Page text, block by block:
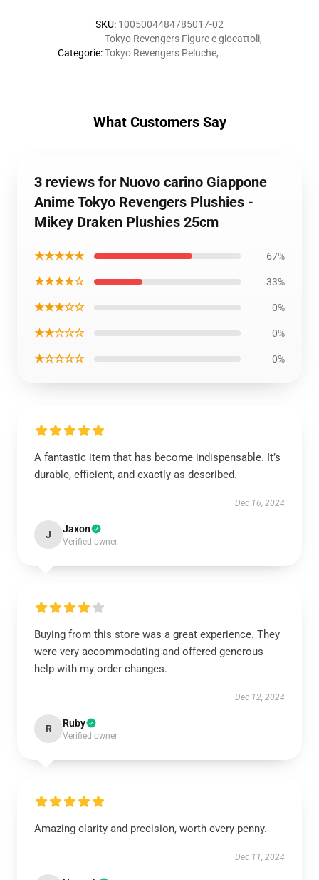
SKU: 1005004484785017-02
Categorie:
Tokyo Revengers Figure e giocattoli,
Tokyo Revengers Peluche,
What Customers Say
3 reviews for Nuovo carino Giappone
Anime Tokyo Revengers Plushies -
Mikey Draken Plushies 25cm
★★★★★ 67%
★★★★☆ 33%
★★★☆☆ 0%
★★☆☆☆ 0%
★☆☆☆☆ 0%
A fantastic item that has become indispensable. It’s
durable, efficient, and exactly as described.
Dec 16, 2024
J Jaxon
Verified owner
Buying from this store was a great experience. They
were very accommodating and offered generous
help with my order changes.
Dec 12, 2024
R Ruby
Verified owner
Amazing clarity and precision, worth every penny.
Dec 11, 2024